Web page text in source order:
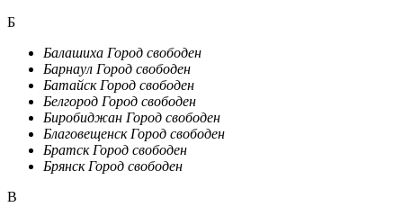
Б
Балашиха Город свободен
Барнаул Город свободен
Батайск Город свободен
Белгород Город свободен
Биробиджан Город свободен
Благовещенск Город свободен
Братск Город свободен
Брянск Город свободен
В